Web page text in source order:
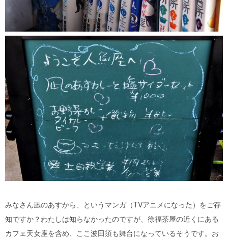
みなさん凪のあすから、というマンガ（TVアニメになった）をご存
知ですか？わたしは知らなかったのですが、徐福茶屋の近くにある
カフェ天女座を含め、ここ波田須も舞台になっているそうです。お